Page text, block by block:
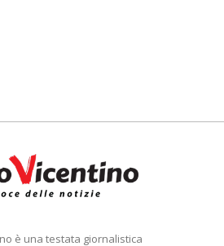
è una testata giornalistica